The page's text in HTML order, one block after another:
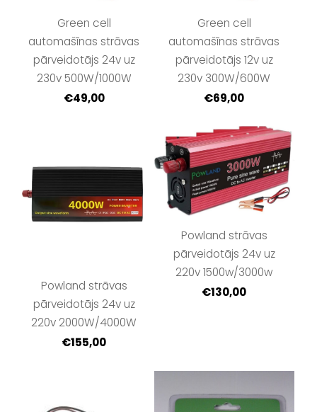
Green cell
automašīnas strāvas
pārveidotājs 24v uz
230v 500W/1000W
€49,00
Green cell
automašīnas strāvas
pārveidotājs 12v uz
230v 300W/600W
€69,00
Powland strāvas
pārveidotājs 24v uz
220v 2000W/4000W
€155,00
Powland strāvas
pārveidotājs 24v uz
220v 1500w/3000w
€130,00